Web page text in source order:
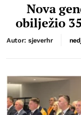
Nova
obilježio
Autor: sjeverhr